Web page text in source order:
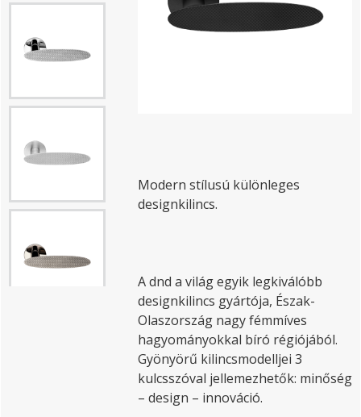
Modern stílusú különleges
designkilincs.
A dnd a világ egyik legkiválóbb
designkilincs gyártója, Észak-
Olaszország nagy fémmíves
hagyományokkal bíró régiójából.
Gyönyörű kilincsmodelljei 3
kulcsszóval jellemezhetők: minőség
– design – innováció.